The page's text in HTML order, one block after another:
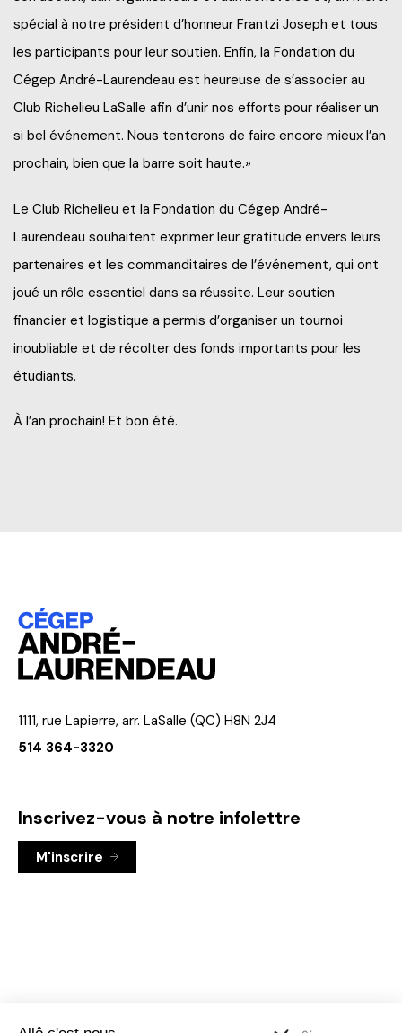
spécial à notre président d’honneur Frantzi Joseph et tous
les participants pour leur soutien. Enfin, la Fondation du
Cégep André-Laurendeau est heureuse de s’associer au
Club Richelieu LaSalle afin d’unir nos efforts pour réaliser un
si bel événement. Nous tenterons de faire encore mieux l’an
prochain, bien que la barre soit haute.»
Le Club Richelieu et la Fondation du Cégep André-
Laurendeau souhaitent exprimer leur gratitude envers leurs
partenaires et les commanditaires de l’événement, qui ont
joué un rôle essentiel dans sa réussite. Leur soutien
financier et logistique a permis d’organiser un tournoi
inoubliable et de récolter des fonds importants pour les
étudiants.
À l’an prochain! Et bon été.
1111, rue Lapierre, arr. LaSalle (QC) H8N 2J4
514 364-3320
Inscrivez-vous à notre infolettre
M'inscrire